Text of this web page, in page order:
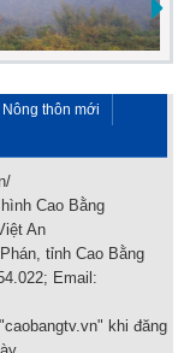
Nông thôn mới
Cao Bằng
An
tỉnh Cao Bằng
Email:
khi đăng